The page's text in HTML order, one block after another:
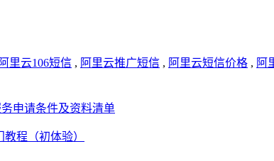
阿里云106短信 , 阿里云推广短信 , 阿里云短信价格 , 阿
申请条件及资料清单
程（初体验）